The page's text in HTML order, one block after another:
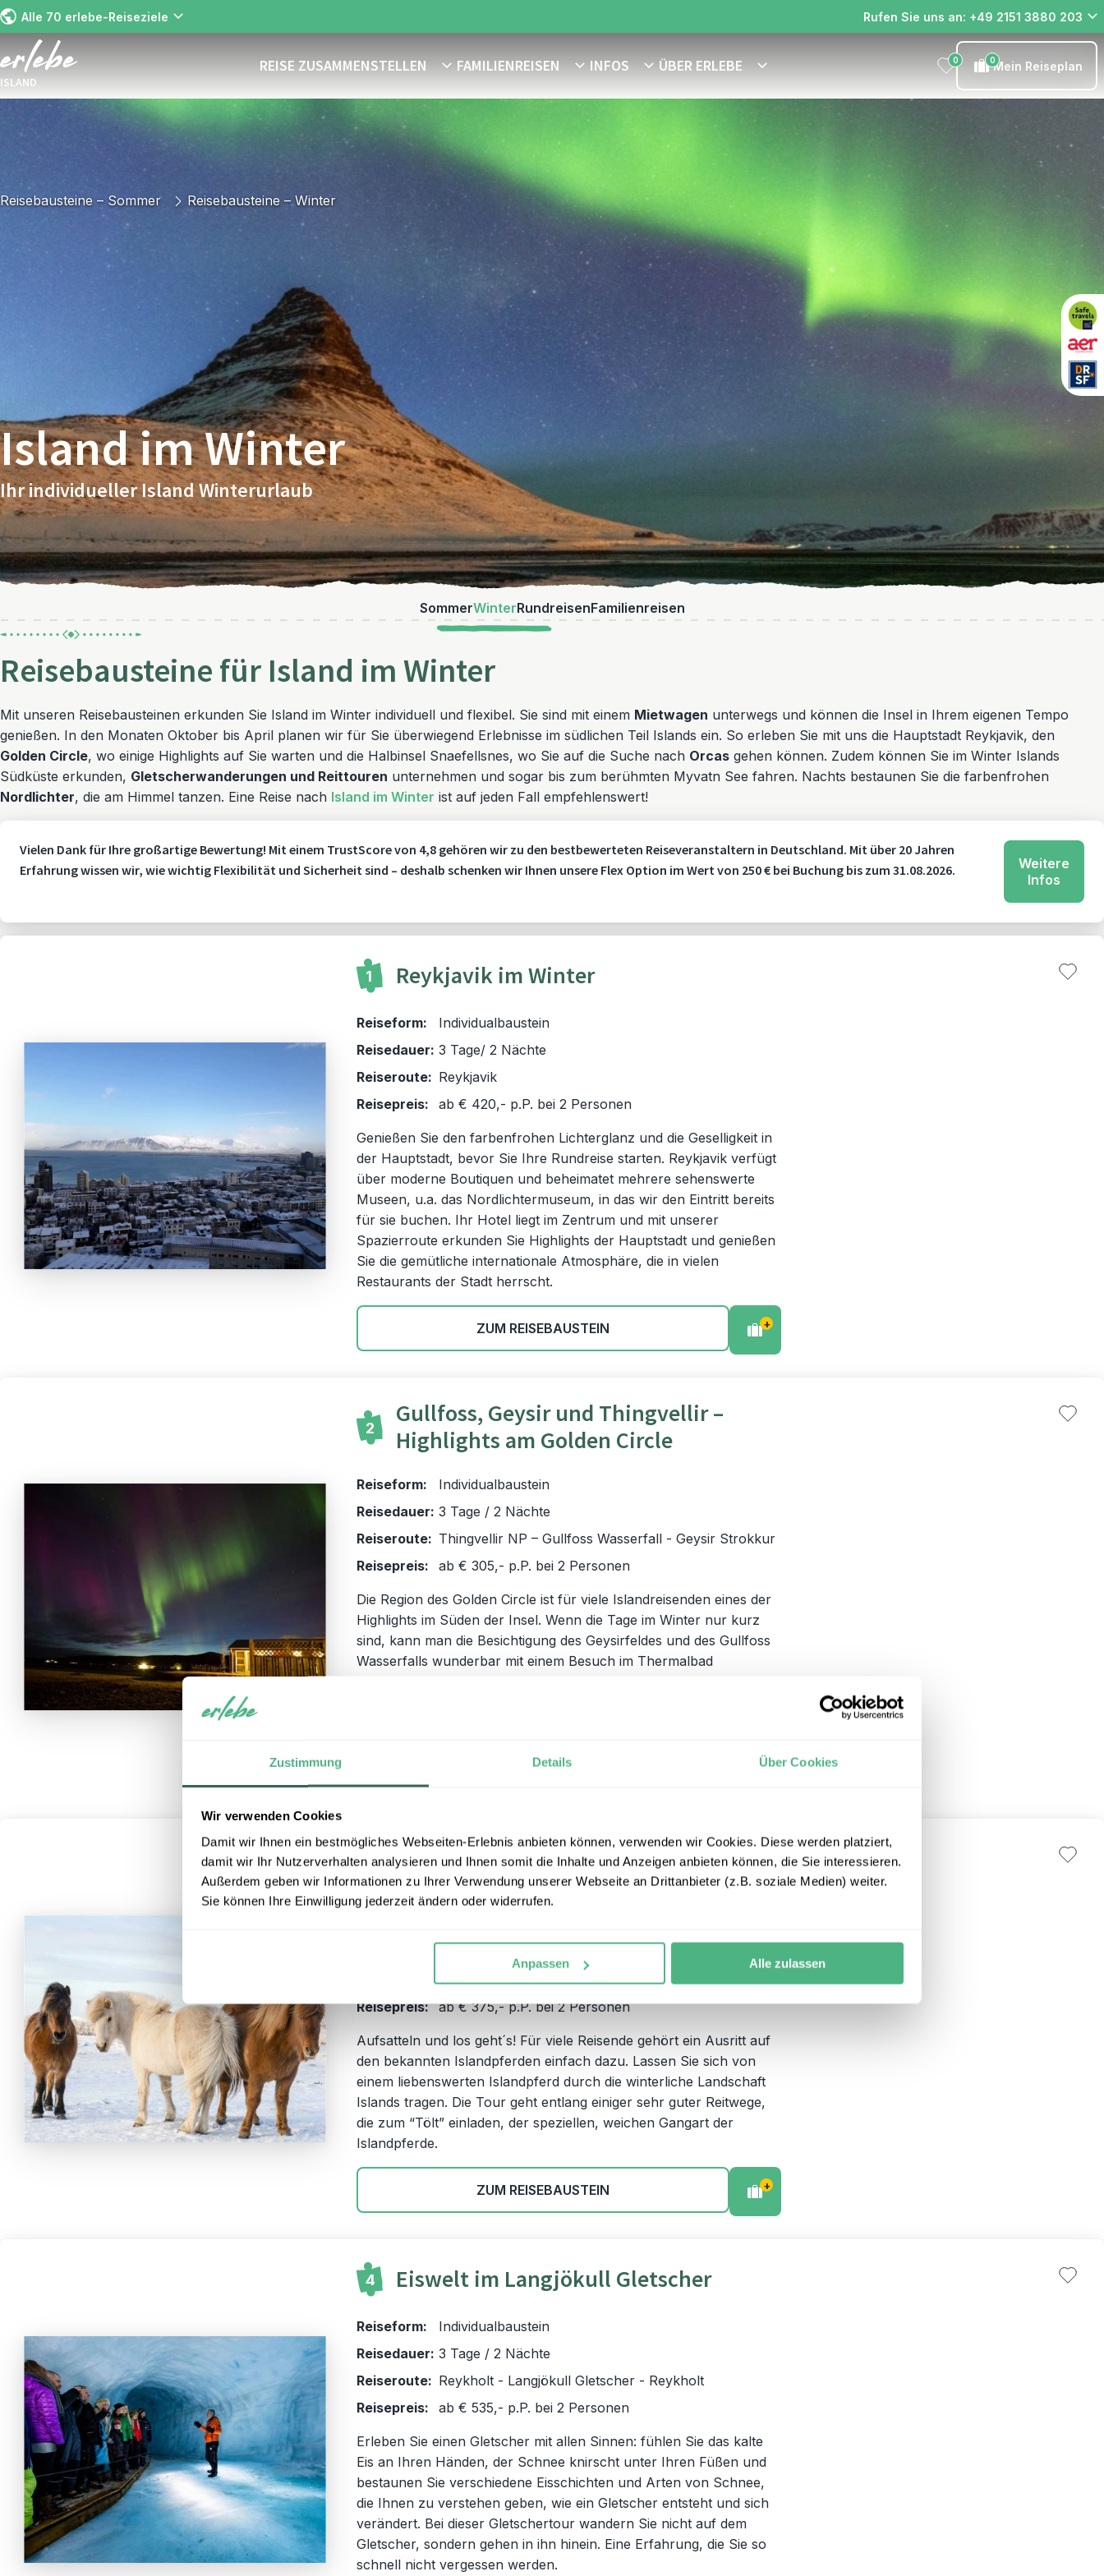
Zustimmung Details Über Cookies
Wir verwenden Cookies
Damit wir Ihnen ein bestmögliches Webseiten-Erlebnis anbieten können, verwenden wir Cookies. Diese werden platziert,
damit wir Ihr Nutzerverhalten analysieren und Ihnen somit die Inhalte und Anzeigen anbieten können, die Sie interessieren.
Außerdem geben wir Informationen zu Ihrer Verwendung unserer Webseite an Drittanbieter (z.B. soziale Medien) weiter.
Sie können Ihre Einwilligung jederzeit ändern oder widerrufen.
Anpassen Alle zulassen
Alle 70 erlebe-Reiseziele Rufen Sie uns an: +49 2151 3880 203
ISLAND
REISE ZUSAMMENSTELLEN FAMILIENREISEN INFOS ÜBER ERLEBE 0 0Mein Reiseplan
Reisebausteine – Sommer Reisebausteine – Winter
Island im Winter
Ihr individueller Island Winterurlaub
SommerWinterRundreisenFamilienreisen
Reisebausteine für Island im Winter
Mit unseren Reisebausteinen erkunden Sie Island im Winter individuell und flexibel. Sie sind mit einem Mietwagen unterwegs und können die Insel in Ihrem eigenen Tempo
genießen. In den Monaten Oktober bis April planen wir für Sie überwiegend Erlebnisse im südlichen Teil Islands ein. So erleben Sie mit uns die Hauptstadt Reykjavik, den
Golden Circle, wo einige Highlights auf Sie warten und die Halbinsel Snaefellsnes, wo Sie auf die Suche nach Orcas gehen können. Zudem können Sie im Winter Islands
Südküste erkunden, Gletscherwanderungen und Reittouren unternehmen und sogar bis zum berühmten Myvatn See fahren. Nachts bestaunen Sie die farbenfrohen
Nordlichter, die am Himmel tanzen. Eine Reise nach Island im Winter ist auf jeden Fall empfehlenswert!
Vielen Dank für Ihre großartige Bewertung! Mit einem TrustScore von 4,8 gehören wir zu den bestbewerteten Reiseveranstaltern in Deutschland. Mit über 20 Jahren
Erfahrung wissen wir, wie wichtig Flexibilität und Sicherheit sind – deshalb schenken wir Ihnen unsere Flex Option im Wert von 250 € bei Buchung bis zum 31.08.2026.
Weitere
Infos
1 Reykjavik im Winter
Reiseform:
Individualbaustein
Reisedauer: 3 Tage/ 2 Nächte
Reiseroute: Reykjavik
Reisepreis:
ab € 420,- p.P. bei 2 Personen
Genießen Sie den farbenfrohen Lichterglanz und die Geselligkeit in
der Hauptstadt, bevor Sie Ihre Rundreise starten. Reykjavik verfügt
über moderne Boutiquen und beheimatet mehrere sehenswerte
Museen, u.a. das Nordlichtermuseum, in das wir den Eintritt bereits
für sie buchen. Ihr Hotel liegt im Zentrum und mit unserer
Spazierroute erkunden Sie Highlights der Hauptstadt und genießen
Sie die gemütliche internationale Atmosphäre, die in vielen
Restaurants der Stadt herrscht.
ZUM REISEBAUSTEIN +
2
Gullfoss, Geysir und Thingvellir –
Highlights am Golden Circle
Reiseform:
Individualbaustein
Reisedauer: 3 Tage / 2 Nächte
Reiseroute: Thingvellir NP – Gullfoss Wasserfall - Geysir Strokkur
Reisepreis:
ab € 305,- p.P. bei 2 Personen
Die Region des Golden Circle ist für viele Islandreisenden eines der
Highlights im Süden der Insel. Wenn die Tage im Winter nur kurz
sind, kann man die Besichtigung des Geysirfeldes und des Gullfoss
Wasserfalls wunderbar mit einem Besuch im Thermalbad
ZUM REISEBAUSTEIN +
3
Winterliche Island Reittour bei
Hveragerdi
Hveragerði in Südisland
Reisepreis: ab € 375,- p.P. bei 2 Personen
Aufsatteln und los geht´s! Für viele Reisende gehört ein Ausritt auf
den bekannten Islandpferden einfach dazu. Lassen Sie sich von
einem liebenswerten Islandpferd durch die winterliche Landschaft
Islands tragen. Die Tour geht entlang einiger sehr guter Reitwege,
die zum “Tölt” einladen, der speziellen, weichen Gangart der
Islandpferde.
ZUM REISEBAUSTEIN +
4 Eiswelt im Langjökull Gletscher
Reiseform:
Individualbaustein
Reisedauer: 3 Tage / 2 Nächte
Reiseroute: Reykholt - Langjökull Gletscher - Reykholt
Reisepreis:
ab € 535,- p.P. bei 2 Personen
Erleben Sie einen Gletscher mit allen Sinnen: fühlen Sie das kalte
Eis an Ihren Händen, der Schnee knirscht unter Ihren Füßen und
bestaunen Sie verschiedene Eisschichten und Arten von Schnee,
die Ihnen zu verstehen geben, wie ein Gletscher entsteht und sich
verändert. Bei dieser Gletschertour wandern Sie nicht auf dem
Gletscher, sondern gehen in ihn hinein. Eine Erfahrung, die Sie so
schnell nicht vergessen werden.